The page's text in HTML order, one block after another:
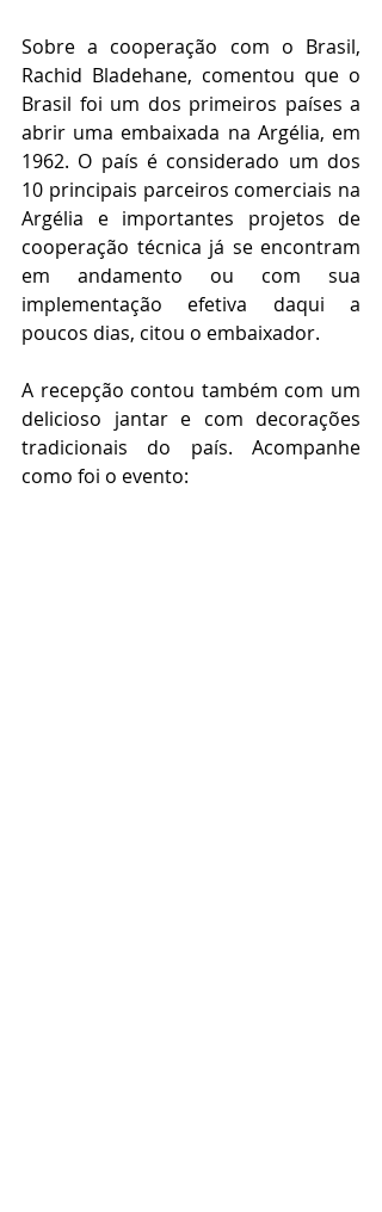
Sobre a cooperação com o Brasil,
Rachid Bladehane, comentou que o
Brasil foi um dos primeiros países a
abrir uma embaixada na Argélia, em
1962. O país é considerado um dos
10 principais parceiros comerciais na
Argélia e importantes projetos de
cooperação técnica já se encontram
em andamento ou com sua
implementação efetiva daqui a
poucos dias, citou o embaixador.
A recepção contou também com um
delicioso jantar e com decorações
tradicionais do país. Acompanhe
como foi o evento: